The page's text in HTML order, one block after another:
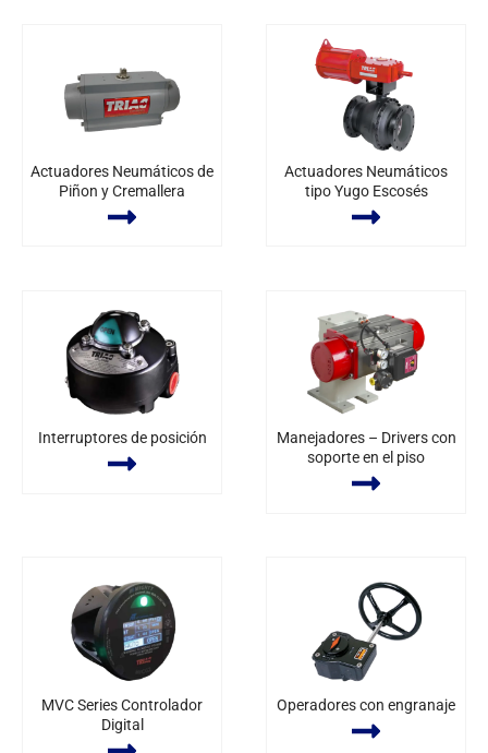
Actuadores Neumáticos de
Piñon y Cremallera
Actuadores Neumáticos
tipo Yugo Escosés
Interruptores de posición
Manejadores – Drivers con
soporte en el piso
MVC Series Controlador
Digital
Operadores con engranaje